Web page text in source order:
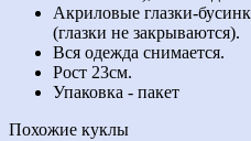
Акриловые глазки-
(глазки не закрываются).
Вся одежда снимается.
Рост 23см.
Упаковка - пакет
Похожие куклы